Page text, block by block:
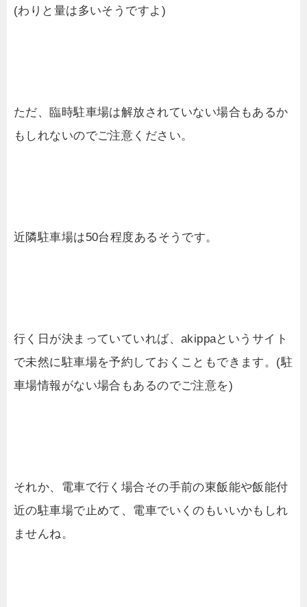
(わりと量は多いそうですよ)
ただ、臨時駐車場は解放されていない場合もあるか
もしれないのでご注意ください。
近隣駐車場は50台程度あるそうです。
行く日が決まっていていれば、akippaというサイト
で未然に駐車場を予約しておくこともできます。(駐
車場情報がない場合もあるのでご注意を)
それか、電車で行く場合その手前の東飯能や飯能付
近の駐車場で止めて、電車でいくのもいいかもしれ
ませんね。